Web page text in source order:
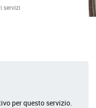
servizi
per questo servizio.